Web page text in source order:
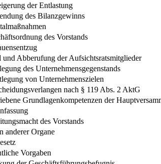
der Entlastung
des Bilanzgewinns
des Vorstands
und Abberufung der Aufsichtsratsmitglieder
des Unternehmensgegenstands
von Unternehmenszielen
nach § 119 Abs. 2 AktG
Grundlagenkompetenzen der
des Vorstands
anderer Organe
Vorgaben